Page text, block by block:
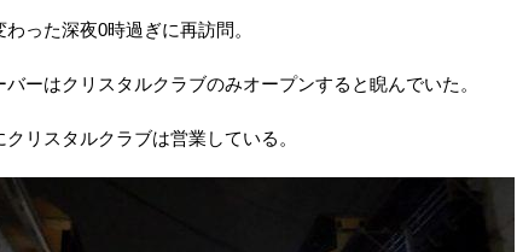
わった深夜0時過ぎに再訪問。
バーはクリスタルクラブのみオープンすると睨んでいた。
クリスタルクラブは営業している。